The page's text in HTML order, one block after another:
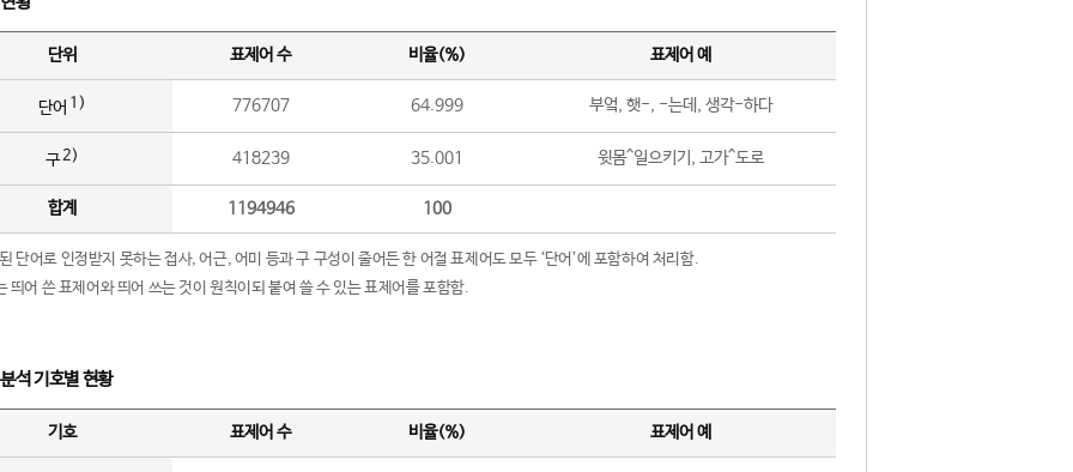
단위 표제어 수 비율(%) 표제어 예
단어 1) 776707 64.999 부엌, 햇-, -는데, 생각-하다
구2) 418239 35.001 윗몸^일으키기, 고가^도로
합계 1194946 100
단어로 인정받지 못하는 접사, 어근, 어미 등과 구 구성이 줄어든 한 어절 표제어도 모두 ‘단어’에 포함하여 처리함.
띄어 쓴 표제어와 띄어 쓰는 것이 원칙이되 붙여 쓸 수 있는 표제어를 포함함.
석 기호별 현황
기호 표제어 수 비율(%) 표제어 예